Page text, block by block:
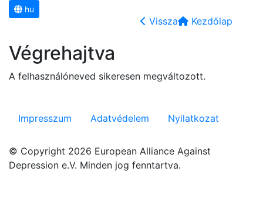
hu
Vissza Kezdőlap
Végrehajtva
A felhasználóneved sikeresen megváltozott.
Impresszum Adatvédelem Nyilatkozat
© Copyright 2026 European Alliance Against
Depression e.V. Minden jog fenntartva.